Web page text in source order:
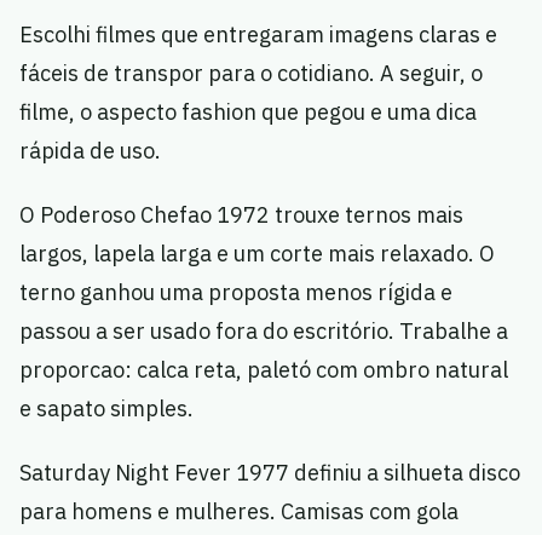
Escolhi filmes que entregaram imagens claras e
fáceis de transpor para o cotidiano. A seguir, o
filme, o aspecto fashion que pegou e uma dica
rápida de uso.
O Poderoso Chefao 1972 trouxe ternos mais
largos, lapela larga e um corte mais relaxado. O
terno ganhou uma proposta menos rígida e
passou a ser usado fora do escritório. Trabalhe a
proporcao: calca reta, paletó com ombro natural
e sapato simples.
Saturday Night Fever 1977 definiu a silhueta disco
para homens e mulheres. Camisas com gola